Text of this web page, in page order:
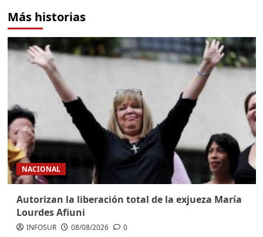
Más historias
NACIONAL
Autorizan la liberación total de la exjueza María
Lourdes Afiuni
INFOSUR 08/08/2026 0